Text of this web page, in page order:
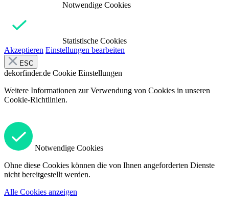
Notwendige Cookies
Statistische Cookies
Akzeptieren Einstellungen bearbeiten
ESC
dekorfinder.de Cookie Einstellungen
Weitere Informationen zur Verwendung von Cookies in unseren
Cookie-Richtlinien.
Notwendige Cookies
Ohne diese Cookies können die von Ihnen angeforderten Dienste
nicht bereitgestellt werden.
Alle Cookies anzeigen